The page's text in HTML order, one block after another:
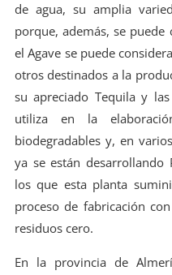
de agua, su amplia
porque, además, se
el Agave se puede
otros destinados a la
su apreciado Tequila y
utiliza en la
biodegradables y, en
ya se están desarrollando
los que esta planta
proceso de fabricación
residuos cero.
En la provincia de